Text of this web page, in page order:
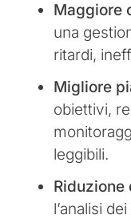
Maggiore
una
ritardi,
Migliore
obiettivi,
leggibili.
l’analisi